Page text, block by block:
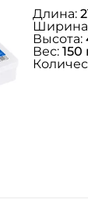
Длина:
Высота:
Вес: 150